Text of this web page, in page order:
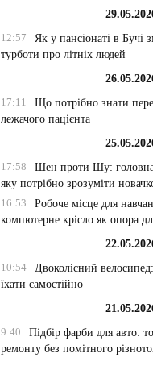
12:57
Як у пансіонаті в Бучі
турботи про літніх людей
17:11
Що потрібно знати
лежачого пацієнта
17:58
Шен проти Шу: головна
яку потрібно зрозуміти
16:53
Робоче місце для
компютерне крісло як опора
10:54
Двоколісний
їхати самостійно
9:40
Підбір фарби для авто:
ремонту без помітного